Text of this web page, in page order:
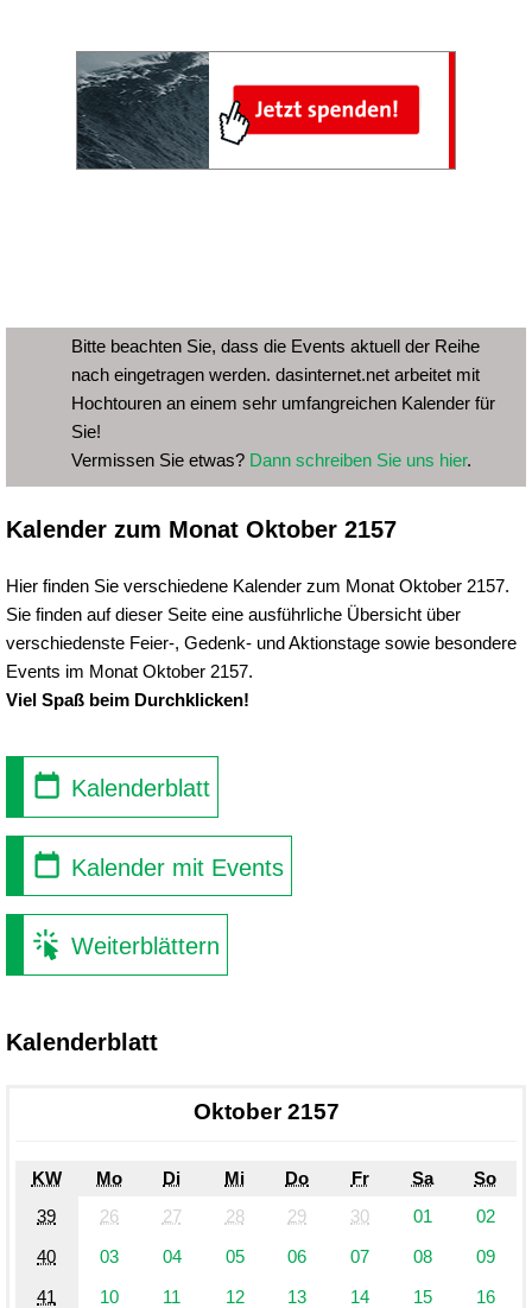
Bitte beachten Sie, dass die Events aktuell der Reihe
nach eingetragen werden. dasinternet.net arbeitet mit
Hochtouren an einem sehr umfangreichen Kalender für
Sie!
Vermissen Sie etwas? Dann schreiben Sie uns hier.
Kalender zum Monat Oktober 2157
Hier finden Sie verschiedene Kalender zum Monat Oktober 2157.
Sie finden auf dieser Seite eine ausführliche Übersicht über
verschiedenste Feier-, Gedenk- und Aktionstage sowie besondere
Events im Monat Oktober 2157.
Viel Spaß beim Durchklicken!
Kalenderblatt
Kalender mit Events
Weiterblättern
Kalenderblatt
Oktober 2157
KW Mo Di Mi Do Fr Sa
So
39
26 27 28 29 30 01
02
40
03 04 05 06 07 08
09
41
10 11 12 13 14 15
16